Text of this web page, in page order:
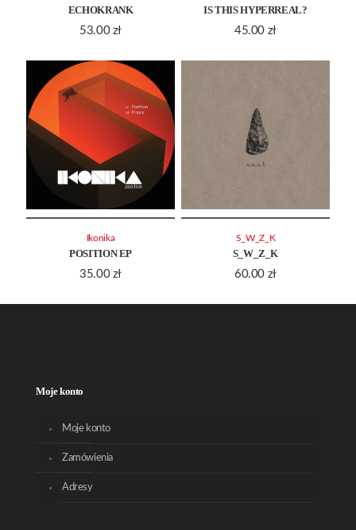
ECHOKRANK
53.00 zł
IS THIS HYPERREAL?
45.00 zł
POSITION EP
35.00 zł
Ikonika
S_W_Z_K
60.00 zł
S_W_Z_K
Moje konto
Moje konto
Zamówienia
Adresy